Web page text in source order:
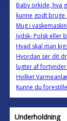
Baby orkide, hva
kunne godt
Mug i
Jydsk- Polsk eller
Hvad skal man
Hvordan ser dit
lugter af
Hvilket
Kunne du
Underholdning